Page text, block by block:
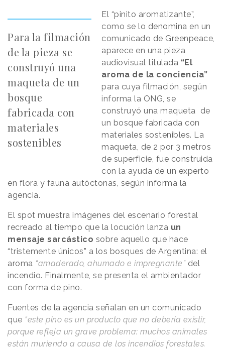
Para la filmación
de la pieza se
construyó una
maqueta de un
bosque
fabricada con
materiales
sostenibles
El “pinito aromatizante”,
como se lo denomina en un
comunicado de Greenpeace,
aparece en una pieza
audiovisual titulada “El
aroma de la conciencia”
para cuya filmación, según
informa la ONG, se
construyó una maqueta de
un bosque fabricada con
materiales sostenibles. La
maqueta, de 2 por 3 metros
de superficie, fue construida
con la ayuda de un experto
en flora y fauna autóctonas, según informa la
agencia.
El spot muestra imágenes del escenario forestal
recreado al tiempo que la locución lanza un
mensaje sarcástico sobre aquello que hace
“tristemente únicos” a los bosques de Argentina: el
aroma “amaderado, ahumado e impregnante” del
incendio. Finalmente, se presenta el ambientador
con forma de pino.
Fuentes de la agencia señalan en un comunicado
que “este pino es un producto que no debería existir,
porque refleja un grave problema: muchos animales
están muriendo a causa de los incendios forestales.